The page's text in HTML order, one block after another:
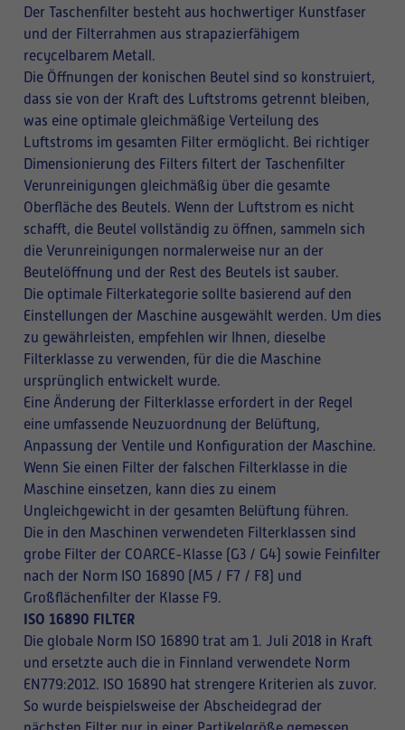
Der Taschenfilter besteht aus hochwertiger Kunstfaser
und der Filterrahmen aus strapazierfähigem
recycelbarem Metall.
Die Öffnungen der konischen Beutel sind so konstruiert,
dass sie von der Kraft des Luftstroms getrennt bleiben,
was eine optimale gleichmäßige Verteilung des
Luftstroms im gesamten Filter ermöglicht. Bei richtiger
Dimensionierung des Filters filtert der Taschenfilter
Verunreinigungen gleichmäßig über die gesamte
Oberfläche des Beutels. Wenn der Luftstrom es nicht
schafft, die Beutel vollständig zu öffnen, sammeln sich
die Verunreinigungen normalerweise nur an der
Beutelöffnung und der Rest des Beutels ist sauber.
Die optimale Filterkategorie sollte basierend auf den
Einstellungen der Maschine ausgewählt werden. Um dies
zu gewährleisten, empfehlen wir Ihnen, dieselbe
Filterklasse zu verwenden, für die die Maschine
ursprünglich entwickelt wurde.
Eine Änderung der Filterklasse erfordert in der Regel
eine umfassende Neuzuordnung der Belüftung,
Anpassung der Ventile und Konfiguration der Maschine.
Wenn Sie einen Filter der falschen Filterklasse in die
Maschine einsetzen, kann dies zu einem
Ungleichgewicht in der gesamten Belüftung führen.
Die in den Maschinen verwendeten Filterklassen sind
grobe Filter der COARCE-Klasse (G3 / G4) sowie Feinfilter
nach der Norm ISO 16890 (M5 / F7 / F8) und
Großflächenfilter der Klasse F9.
ISO 16890 FILTER
Die globale Norm ISO 16890 trat am 1. Juli 2018 in Kraft
und ersetzte auch die in Finnland verwendete Norm
EN779:2012. ISO 16890 hat strengere Kriterien als zuvor.
So wurde beispielsweise der Abscheidegrad der